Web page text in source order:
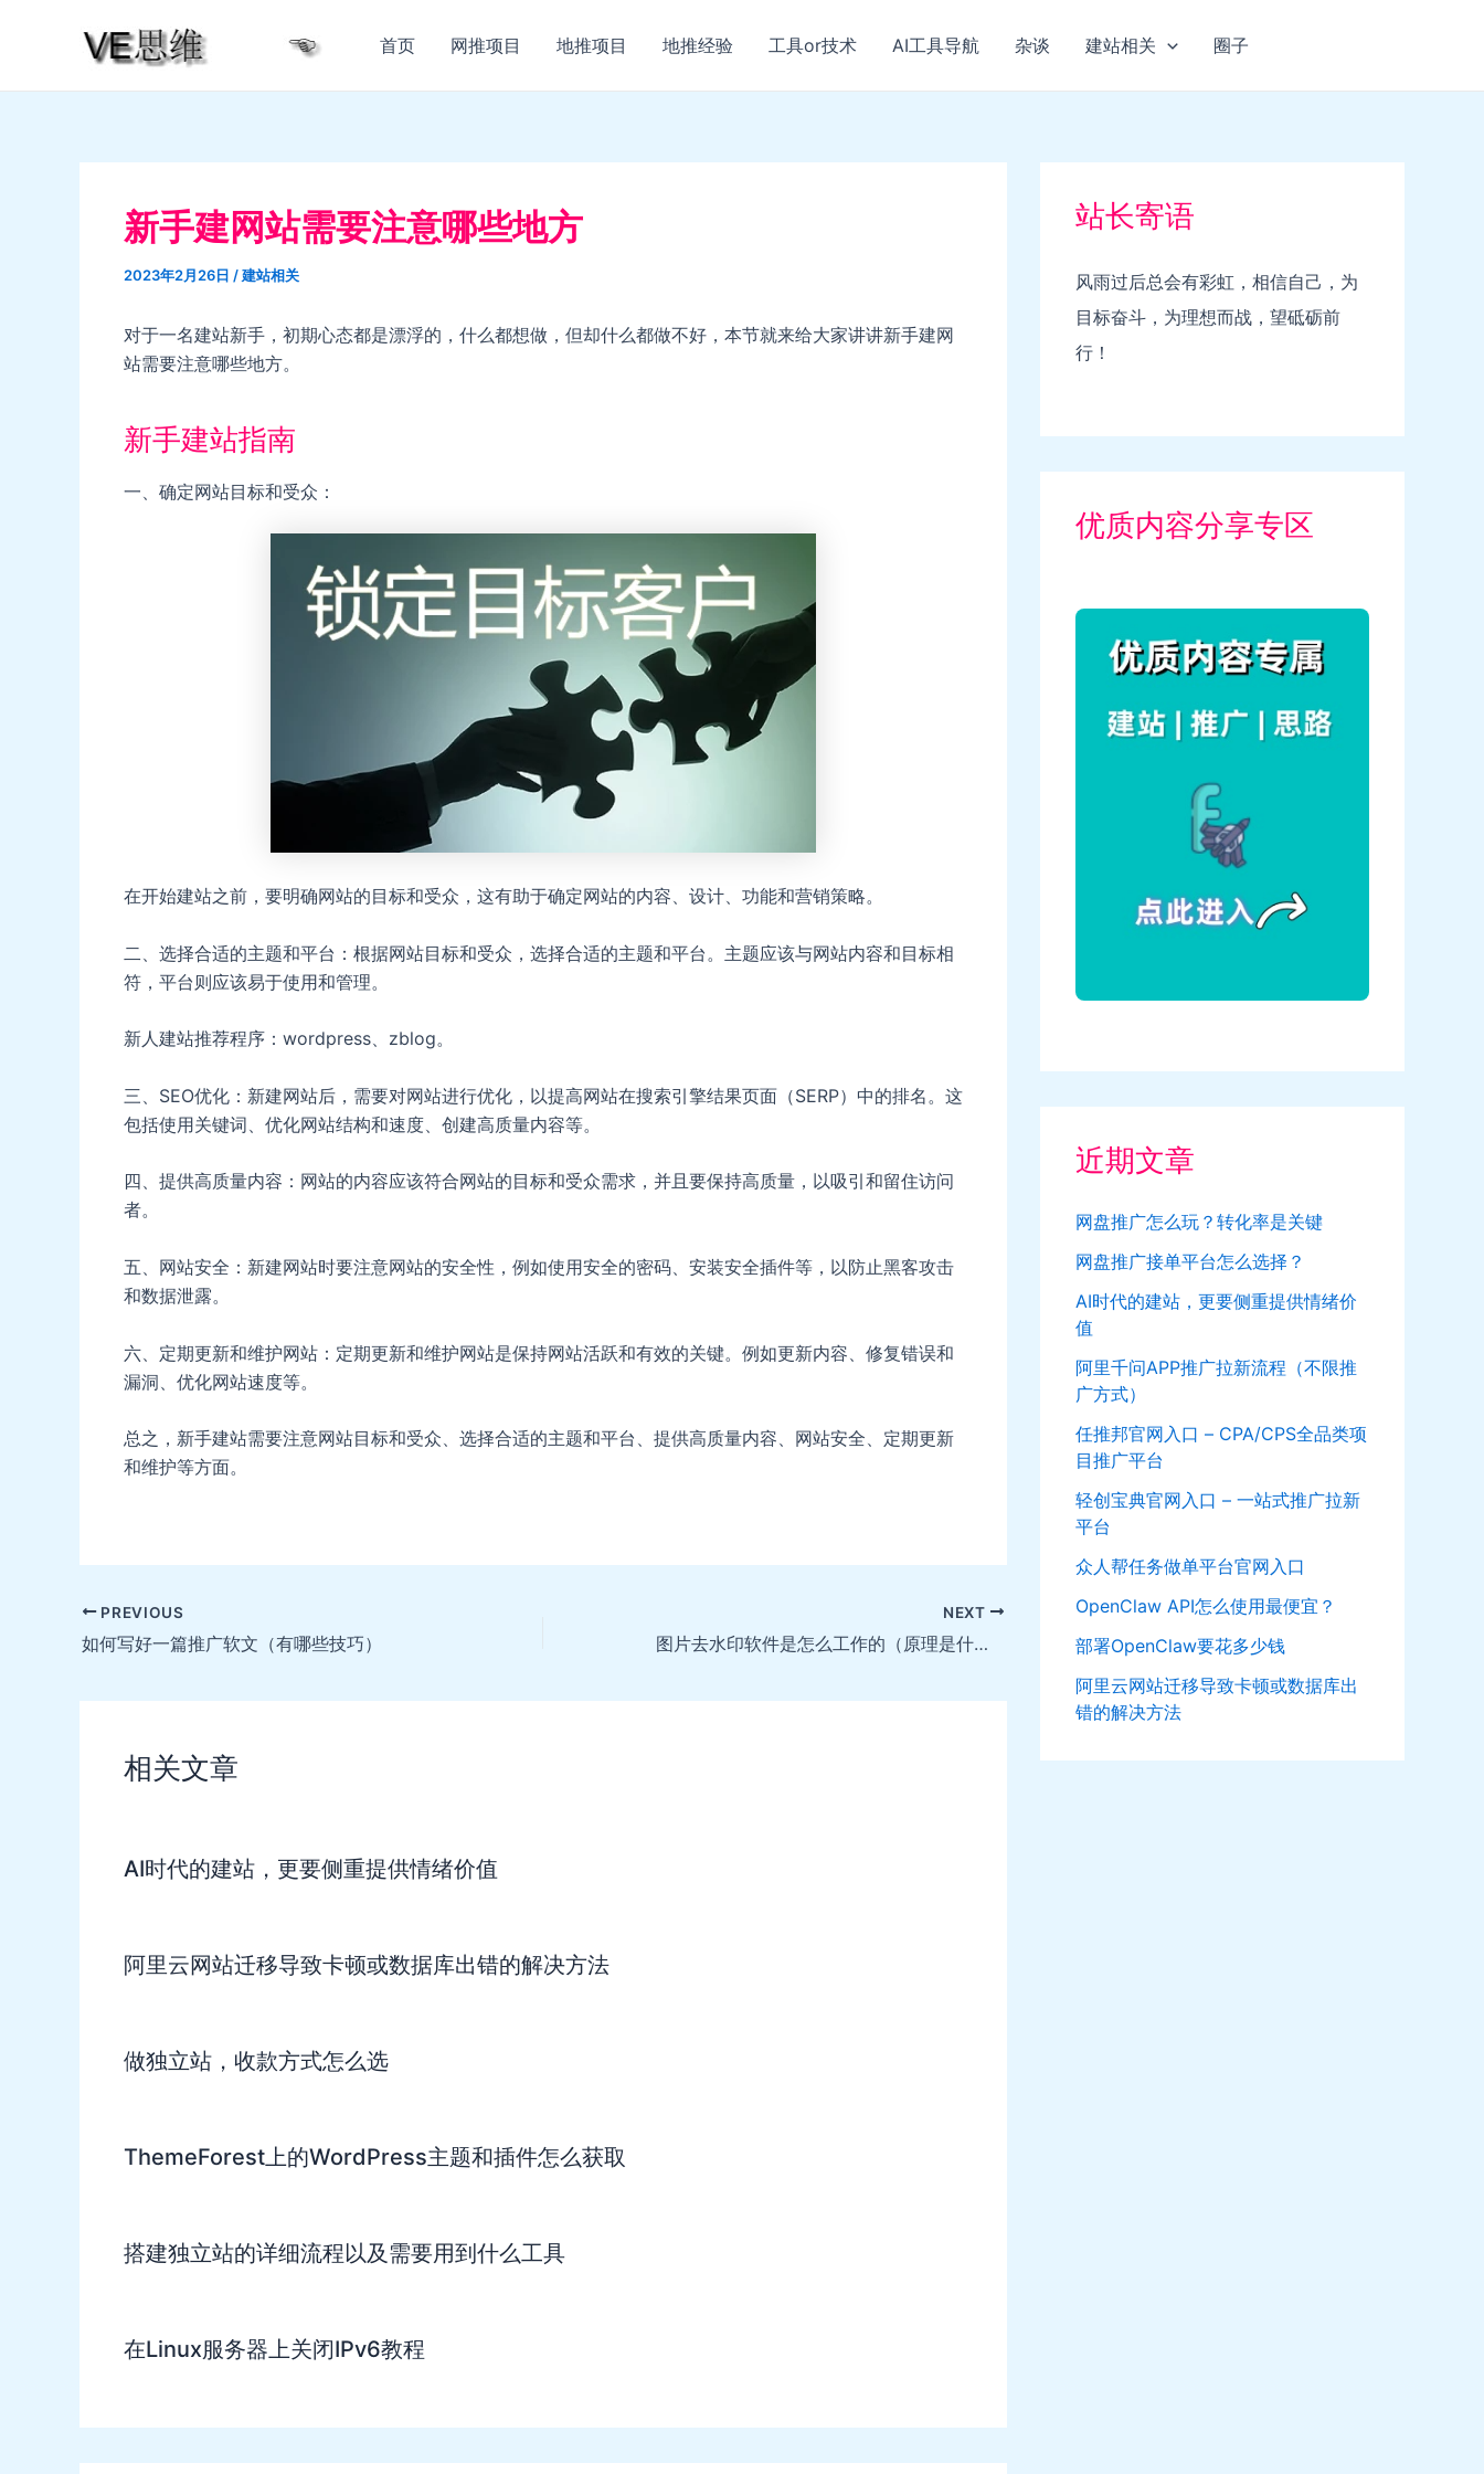
首页 网推项目 地推项目 地推经验 工具or技术 AI工具导航 杂谈 建站相关 圈子
新手建网站需要注意哪些地方
2023年2月26日 /建站相关
对于一名建站新手，初期心态都是漂浮的，什么都想做，但却什么都做不好，本节就来给大家讲讲新手建网
站需要注意哪些地方。
新手建站指南
一、确定网站目标和受众：
在开始建站之前，要明确网站的目标和受众，这有助于确定网站的内容、设计、功能和营销策略。
二、选择合适的主题和平台：根据网站目标和受众，选择合适的主题和平台。主题应该与网站内容和目标相
符，平台则应该易于使用和管理。
新人建站推荐程序：wordpress、zblog。
三、SEO优化：新建网站后，需要对网站进行优化，以提高网站在搜索引擎结果页面（SERP）中的排名。这
包括使用关键词、优化网站结构和速度、创建高质量内容等。
四、提供高质量内容：网站的内容应该符合网站的目标和受众需求，并且要保持高质量，以吸引和留住访问
者。
五、网站安全：新建网站时要注意网站的安全性，例如使用安全的密码、安装安全插件等，以防止黑客攻击
和数据泄露。
六、定期更新和维护网站：定期更新和维护网站是保持网站活跃和有效的关键。例如更新内容、修复错误和
漏洞、优化网站速度等。
总之，新手建站需要注意网站目标和受众、选择合适的主题和平台、提供高质量内容、网站安全、定期更新
和维护等方面。
Post
navigation
PREVIOUS
如何写好一篇推广软文（有哪些技巧）
NEXT
图片去水印软件是怎么工作的（原理是什么）
相关文章
AI时代的建站，更要侧重提供情绪价值
阿里云网站迁移导致卡顿或数据库出错的解决方法
做独立站，收款方式怎么选
ThemeForest上的WordPress主题和插件怎么获取
搭建独立站的详细流程以及需要用到什么工具
在Linux服务器上关闭IPv6教程
站长寄语
风雨过后总会有彩虹，相信自己，为
目标奋斗，为理想而战，望砥砺前
行！
优质内容分享专区
近期文章
网盘推广怎么玩？转化率是关键
网盘推广接单平台怎么选择？
AI时代的建站，更要侧重提供情绪价
值
阿里千问APP推广拉新流程（不限推
广方式）
任推邦官网入口 – CPA/CPS全品类项
目推广平台
轻创宝典官网入口 – 一站式推广拉新
平台
众人帮任务做单平台官网入口
OpenClaw API怎么使用最便宜？
部署OpenClaw要花多少钱
阿里云网站迁移导致卡顿或数据库出
错的解决方法